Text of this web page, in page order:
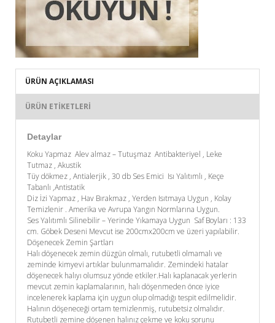
ÜRÜN AÇIKLAMASI
ÜRÜN ETIKETLERI
Detaylar
Koku Yapmaz Alev almaz – Tutuşmaz Antibakteriyel , Leke
Tutmaz , Akustik
Tüy dökmez , Antialerjik , 30 db Ses Emici Isı Yalıtımlı , Keçe
Tabanlı ,Antistatik
Diz İzi Yapmaz , Hav Bırakmaz , Yerden Isıtmaya Uygun , Kolay
Temizlenir . Amerika ve Avrupa Yangın Normlarına Uygun.
Ses Yalıtımlı Silinebilir – Yerinde Yıkamaya Uygun Saf Boyları : 133
cm. Göbek Deseni Mevcut ise 200cmx200cm ve üzeri yapılabilir.
Döşenecek Zemin Şartları
Halı döşenecek zemin düzgün olmalı, rutubetli olmamalı ve
zeminde kimyevi artıklar bulunmamalıdır. Zemindeki hatalar
döşenecek halıyı olumsuz yönde etkiler.Halı kaplanacak yerlerin
mevcut zemin kaplamalarının, halı döşenmeden önce iyice
incelenerek kaplama için uygun olup olmadığı tespit edilmelidir.
Halının döşeneceği ortam temizlenmiş, rutubetsiz olmalıdır.
Rutubetli zemine döşenen halınız çekme ve koku sorunu